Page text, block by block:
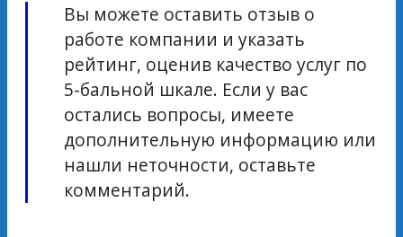
Вы можете оставить отзыв о
работе компании и указать
рейтинг, оценив качество услуг по
5-бальной шкале. Если у вас
остались вопросы, имеете
дополнительную информацию или
нашли неточности, оставьте
комментарий.